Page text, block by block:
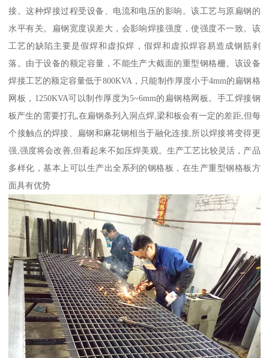
接。这种焊接过程受设备、电流和电压的影响。该工艺与原扁钢的
水平有关。扁钢宽度误差大，会影响焊接强度，使强度不一致。该
工艺的缺陷主要是假焊和虚拟焊，假焊和虚拟焊容易造成钢筋剥
落。由于设备的额定容量，不能生产大截面的重型钢格栅。该设备
焊接工艺的额定容量低于800KVA，只能制作厚度小于4mm的扁钢格
网板，1250KVA可以制作厚度为5~6mm的扁钢格网板。手工焊接钢
板产生的需要打孔,在扁钢条列入洞点焊,梁和板会有一定的差距,但每
个接触点的焊接、扁钢和麻花钢相当于融化连接,所以焊接将变得更
强,强度将会改善,但看起来不如压焊美观。生产工艺比较灵活，产品
多样化，基本上可以生产出全系列的钢格板，在生产重型钢格板方
面具有优势